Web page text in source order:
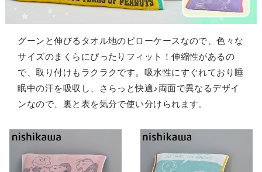
グーンと伸びるタオル地のピローケースなので、色々な
サイズのまくらにぴったりフィット！伸縮性があるの
で、取り付けもラクラクです。吸水性にすぐれており睡
眠中の汗を吸収し、さらっと快適♪両面で異なるデザイ
ンなので、裏と表を気分で使い分けられます。